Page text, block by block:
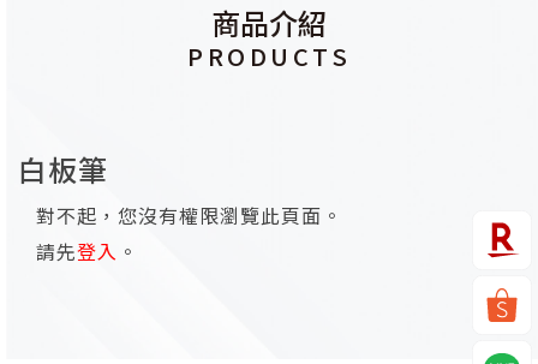
商品介紹
PRODUCTS
白板筆
對不起，您沒有權限瀏覽此頁面。
請先登入 。